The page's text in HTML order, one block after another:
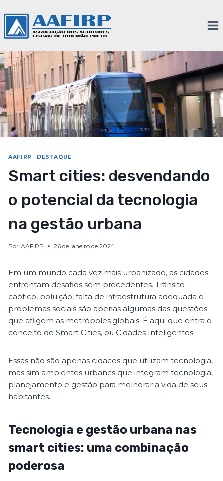
AAFIRP DESTAQUE
Smart cities: desvendando
o potencial da tecnologia
na gestão urbana
Por AAFIRP 26 de janeiro de 2024
Em um mundo cada vez mais urbanizado, as cidades
enfrentam desafios sem precedentes. Trânsito
caótico, poluição, falta de infraestrutura adequada e
problemas sociais são apenas algumas das questões
que afligem as metrópoles globais. É aqui que entra o
conceito de Smart Cities, ou Cidades Inteligentes.
Essas não são apenas cidades que utilizam tecnologia,
mas sim ambientes urbanos que integram tecnologia,
planejamento e gestão para melhorar a vida de seus
habitantes.
Tecnologia e gestão urbana nas
smart cities: uma combinação
poderosa